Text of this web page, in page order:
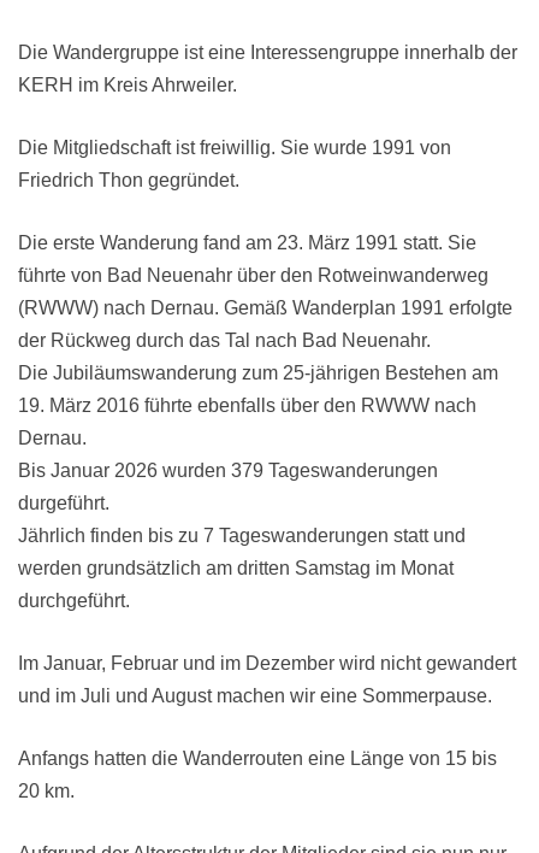
Die Wandergruppe ist eine Interessengruppe innerhalb der
KERH im Kreis Ahrweiler.
Die Mitgliedschaft ist freiwillig. Sie wurde 1991 von
Friedrich Thon gegründet.
Die erste Wanderung fand am 23. März 1991 statt. Sie
führte von Bad Neuenahr über den Rotweinwanderweg
(RWWW) nach Dernau. Gemäß Wanderplan 1991 erfolgte
der Rückweg durch das Tal nach Bad Neuenahr.
Die Jubiläumswanderung zum 25-jährigen Bestehen am
19. März 2016 führte ebenfalls über den RWWW nach
Dernau.
Bis Januar 2026 wurden 379 Tageswanderungen
durgeführt.
Jährlich finden bis zu 7 Tageswanderungen statt und
werden grundsätzlich am dritten Samstag im Monat
durchgeführt.
Im Januar, Februar und im Dezember wird nicht gewandert
und im Juli und August machen wir eine Sommerpause.
Anfangs hatten die Wanderrouten eine Länge von 15 bis
20 km.